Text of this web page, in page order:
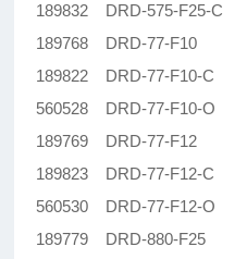
189832 DRD-575-F25-C
189768 DRD-77-F10
189822 DRD-77-F10-C
560528 DRD-77-F10-O
189769 DRD-77-F12
189823 DRD-77-F12-C
560530 DRD-77-F12-O
189779 DRD-880-F25